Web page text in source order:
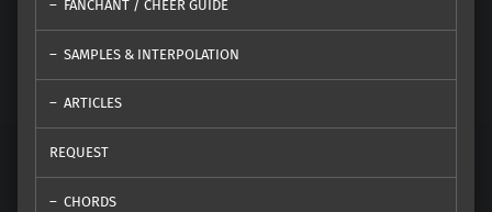
FANCHANT / CHEER GUIDE
SAMPLES & INTERPOLATION
ARTICLES
REQUEST
CHORDS